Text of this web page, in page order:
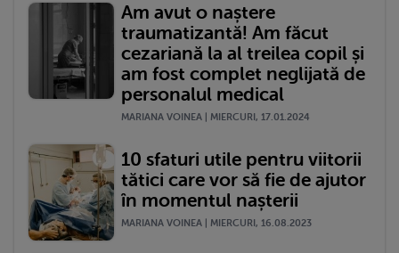
Am avut o naștere
traumatizantă! Am făcut
cezariană la al treilea copil și
am fost complet neglijată de
personalul medical
MARIANA VOINEA | MIERCURI, 17.01.2024
10 sfaturi utile pentru viitorii
tătici care vor să fie de ajutor
în momentul nașterii
MARIANA VOINEA | MIERCURI, 16.08.2023